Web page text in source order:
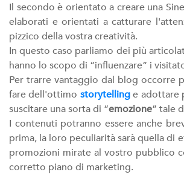
Il secondo è orientato a creare una
elaborati e orientati a catturare
pizzico della vostra creatività.
In questo caso parliamo dei più
hanno lo scopo di “influenzare” i
Per trarre vantaggio dal blog occorre
fare dell'ottimo storytellinge adottare
suscitare una sorta di “emozione” tale
I contenuti potranno essere anche
prima, la loro peculiarità sarà quella di
promozioni mirate al vostro pubblico
corretto piano di marketing.